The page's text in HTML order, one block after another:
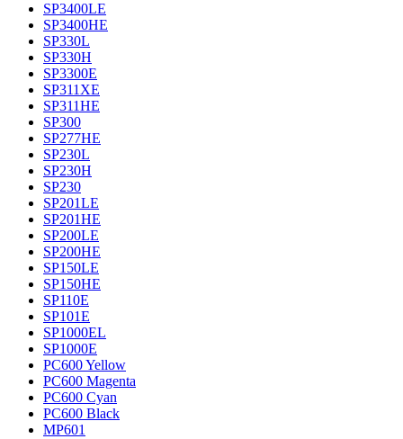
SP3400LE
SP3400HE
SP330L
SP330H
SP3300E
SP311XE
SP311HE
SP300
SP277HE
SP230L
SP230H
SP230
SP201LE
SP201HE
SP200LE
SP200HE
SP150LE
SP150HE
SP110E
SP101E
SP1000EL
SP1000E
PC600 Yellow
PC600 Magenta
PC600 Cyan
PC600 Black
MP601